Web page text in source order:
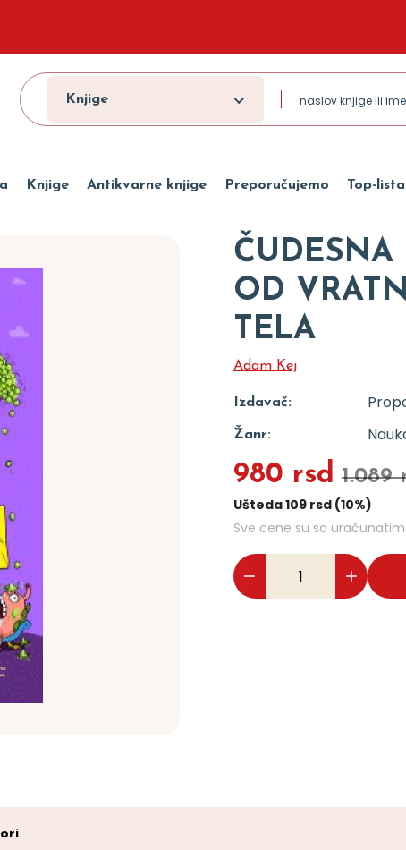
Knjige
Knjige Antikvarne knjige Preporučujemo Top-lista
OD
TELA
Adam Kej
Izdavač:
Žanr:
980 rsd 1.089
Ušteda 109 rsd (10%)
Sve cene su sa